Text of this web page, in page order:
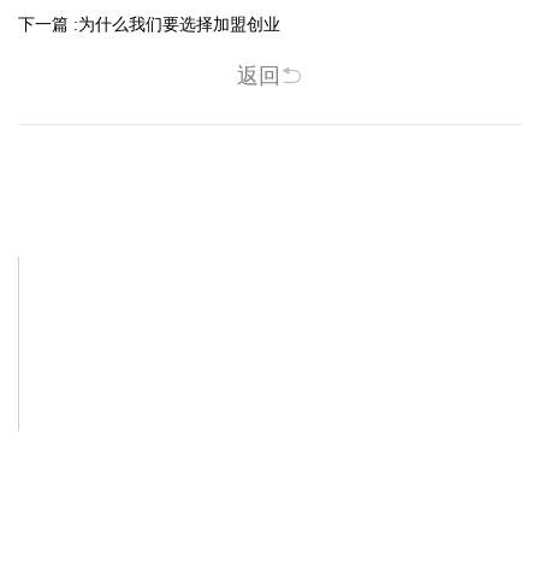
下一篇 :为什么我们要选择加盟创业
返回